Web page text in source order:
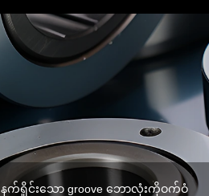
နက်ရှိုင်းသော groove ဘောလုံးကိုဝက်ဝံ